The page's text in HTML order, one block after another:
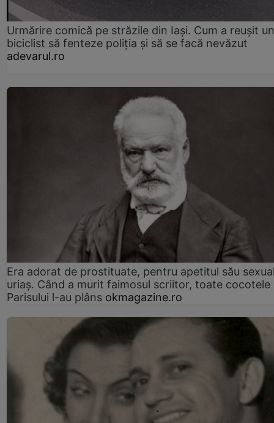
Urmărire comică pe străzile din Iași. Cum a reușit un
biciclist să fenteze poliția și să se facă nevăzut
adevarul.ro
Era adorat de prostituate, pentru apetitul său
uriaș. Când a murit faimosul scriitor, toate cocotele
Parisului l-au plâns okmagazine.ro